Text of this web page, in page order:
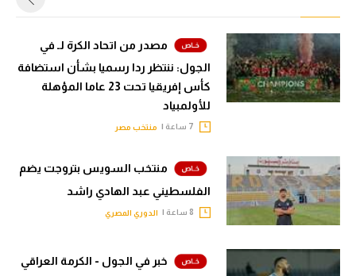
مصدر من اتحاد الكرة لـ في
الجول: ننتظر ردا رسميا بشأن استضافة
كأس إفريقيا تحت 23 عاما المؤهلة
للأولمبياد
منتخب مصر
منتخب السويس بتروجت يضم
الفلسطيني عبد الهادي راشد
الدوري المصري
خبر في الجول - الكرمة العراقي